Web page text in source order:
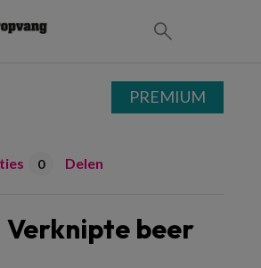
0 Delen
Verknipte beer
PREMIUM